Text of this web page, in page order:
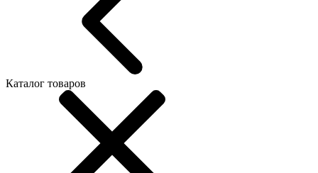
Каталог товаров